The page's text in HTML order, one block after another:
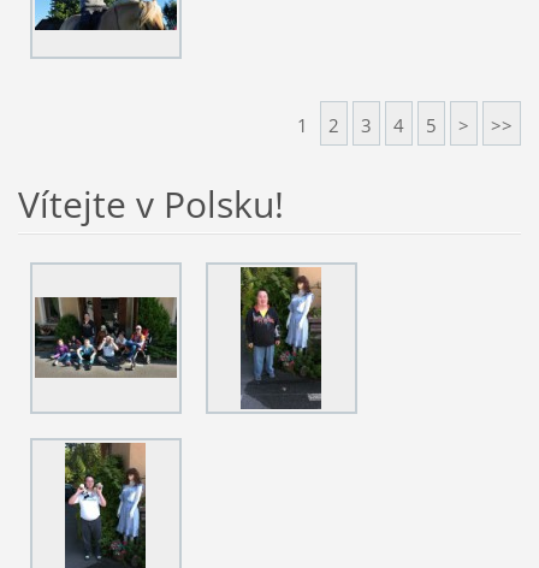
1 2 3 4 5 > >>
Vítejte v Polsku!